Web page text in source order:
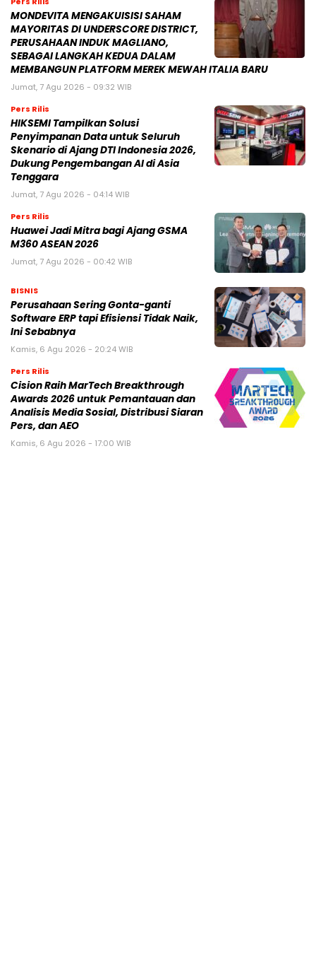
MONDEVITA MENGAKUISISI SAHAM
MAYORITAS DI UNDERSCORE DISTRICT,
PERUSAHAAN INDUK MAGLIANO,
SEBAGAI LANGKAH KEDUA DALAM
MEMBANGUN PLATFORM MEREK MEWAH ITALIA BARU
Jumat, 7 Agu 2026 - 09:32 WIB
Pers Rilis
HIKSEMI Tampilkan Solusi
Penyimpanan Data untuk Seluruh
Skenario di Ajang DTI Indonesia 2026,
Dukung Pengembangan AI di Asia
Tenggara
Jumat, 7 Agu 2026 - 04:14 WIB
Pers Rilis
Huawei Jadi Mitra bagi Ajang GSMA
M360 ASEAN 2026
Jumat, 7 Agu 2026 - 00:42 WIB
BISNIS
Perusahaan Sering Gonta-ganti
Software ERP tapi Efisiensi Tidak Naik,
Ini Sebabnya
Kamis, 6 Agu 2026 - 20:24 WIB
Pers Rilis
Cision Raih MarTech Breakthrough
Awards 2026 untuk Pemantauan dan
Analisis Media Sosial, Distribusi Siaran
Pers, dan AEO
Kamis, 6 Agu 2026 - 17:00 WIB